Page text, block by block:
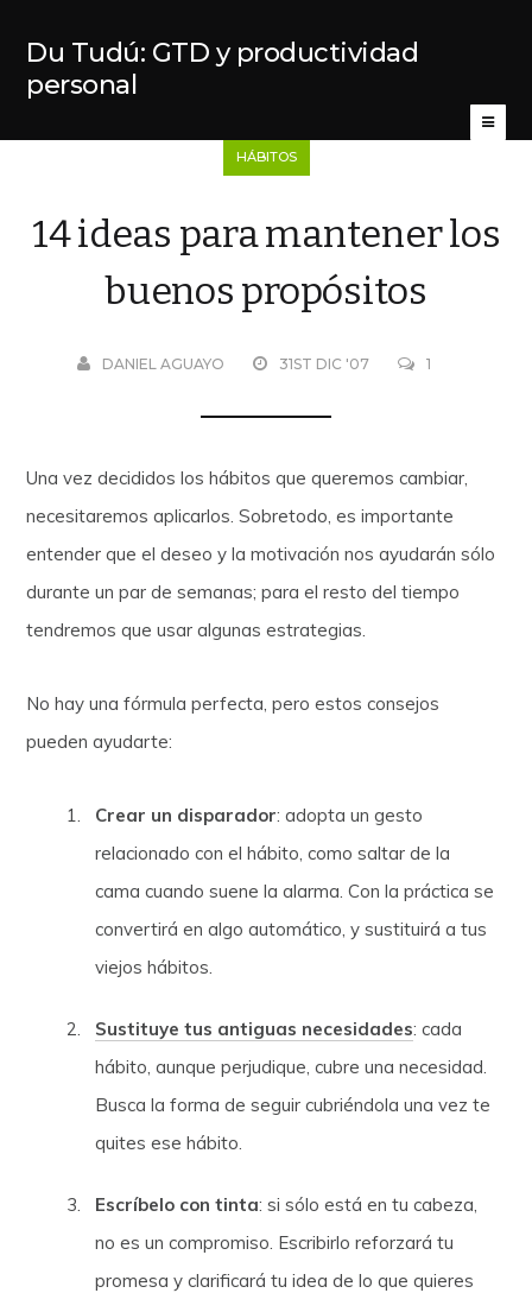
Du Tudú: GTD y productividad
personal
HÁBITOS
14 ideas para mantener los
buenos propósitos
DANIEL AGUAYO 31ST DIC '07 1
Una vez decididos los hábitos que queremos cambiar,
necesitaremos aplicarlos. Sobretodo, es importante
entender que el deseo y la motivación nos ayudarán sólo
durante un par de semanas; para el resto del tiempo
tendremos que usar algunas estrategias.
No hay una fórmula perfecta, pero estos consejos
pueden ayudarte:
Crear un disparador: adopta un gesto
relacionado con el hábito, como saltar de la
cama cuando suene la alarma. Con la práctica se
convertirá en algo automático, y sustituirá a tus
viejos hábitos.
Sustituye tus antiguas necesidades: cada
hábito, aunque perjudique, cubre una necesidad.
Busca la forma de seguir cubriéndola una vez te
quites ese hábito.
Escríbelo con tinta: si sólo está en tu cabeza,
no es un compromiso. Escribirlo reforzará tu
promesa y clarificará tu idea de lo que quieres